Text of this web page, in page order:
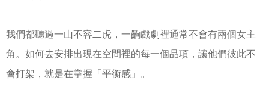
我們都聽過一山不容二虎，一齣戲劇裡通常不會有兩個女主
角。如何去安排出現在空間裡的每一個品項，讓他們彼此不
會打架，就是在掌握「平衡感」。